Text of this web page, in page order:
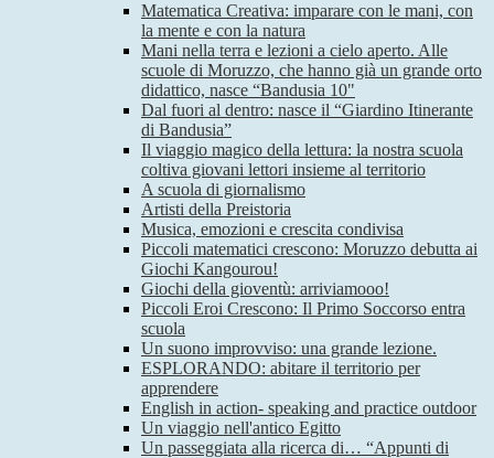
Matematica Creativa: imparare con le mani, con
la mente e con la natura
Mani nella terra e lezioni a cielo aperto. Alle
scuole di Moruzzo, che hanno già un grande orto
didattico, nasce “Bandusia 10"
Dal fuori al dentro: nasce il “Giardino Itinerante
di Bandusia”
Il viaggio magico della lettura: la nostra scuola
coltiva giovani lettori insieme al territorio
A scuola di giornalismo
Artisti della Preistoria
Musica, emozioni e crescita condivisa
Piccoli matematici crescono: Moruzzo debutta ai
Giochi Kangourou!
Giochi della gioventù: arriviamooo!
Piccoli Eroi Crescono: Il Primo Soccorso entra
scuola
Un suono improvviso: una grande lezione.
ESPLORANDO: abitare il territorio per
apprendere
English in action- speaking and practice outdoor
Un viaggio nell'antico Egitto
Un passeggiata alla ricerca di… “Appunti di